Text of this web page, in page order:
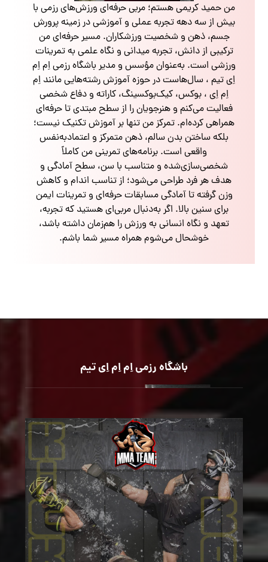
من حمید کریمی هستم؛ مربی حرفه‌ای ورزش‌های رزمی با
بیش از سه دهه تجربه عملی و آموزشی در زمینه پرورش
جسم، ذهن و شخصیت ورزشکاران. مسیر حرفه‌ای من
ترکیبی از دانش، تجربه میدانی و نگاه علمی به تمرینات
ورزشی است. به‌عنوان مؤسس و مدیر باشگاه رزمی اِم اِم
اِی تیم ، سال‌هاست در حوزه آموزش رشته‌هایی مانند اِم
اِم اِی ، بوکس، کیک‌بوکسینگ، کاراته و دفاع شخصی
فعالیت می‌کنم و هنرجویان را از سطح مبتدی تا حرفه‌ای
همراهی کرده‌ام. تمرکز من تنها بر آموزش تکنیک نیست؛
بلکه ساختن بدن سالم، ذهن متمرکز و اعتمادبه‌نفس
واقعی است. برنامه‌های تمرینی من کاملاً
شخصی‌سازی‌شده و متناسب با سن، سطح آمادگی و
هدف هر فرد طراحی می‌شود؛ از تناسب اندام و کاهش
وزن گرفته تا آمادگی مسابقات حرفه‌ای و تمرینات ایمن
برای سنین بالا. اگر به‌دنبال مربی‌ای هستید که تجربه،
تعهد و نگاه انسانی به ورزش را هم‌زمان داشته باشد،
خوشحال می‌شوم همراه مسیر شما باشم.
باشگاه رزمی اِم اِم اِی تیم